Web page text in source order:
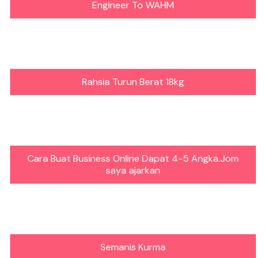
Engineer To WAHM
Rahsia Turun Berat 18kg
Cara Buat Business Online Dapat 4-5 Angka.Jom
saya ajarkan
Semanis Kurma